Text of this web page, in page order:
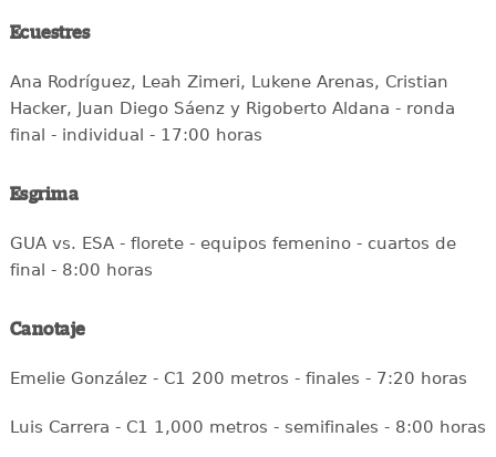
Ecuestres
Ana Rodríguez, Leah Zimeri, Lukene Arenas, Cristian
Hacker, Juan Diego Sáenz y Rigoberto Aldana - ronda
final - individual - 17:00 horas
Esgrima
GUA vs. ESA - florete - equipos femenino - cuartos de
final - 8:00 horas
Canotaje
Emelie González - C1 200 metros - finales - 7:20 horas
Luis Carrera - C1 1,000 metros - semifinales - 8:00 horas